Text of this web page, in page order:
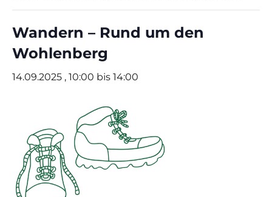
Wandern – Rund um den
Wohlenberg
14.09.2025 , 10:00 bis 14:00